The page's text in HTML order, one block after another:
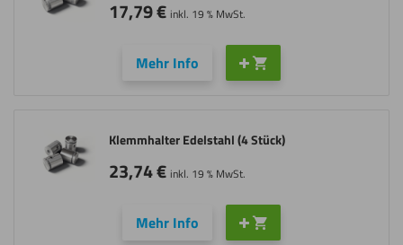
Mehr Info
17,79€ inkl. 19 % MwSt.
Mehr Info
Klemmhalter Edelstahl (4 Stück)
23,74€ inkl. 19 % MwSt.